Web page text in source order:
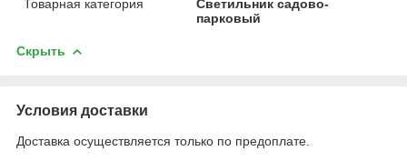
Товарная категория
Светильник садово-
парковый
Скрыть
Условия доставки
Доставка осуществляется только по предоплате.